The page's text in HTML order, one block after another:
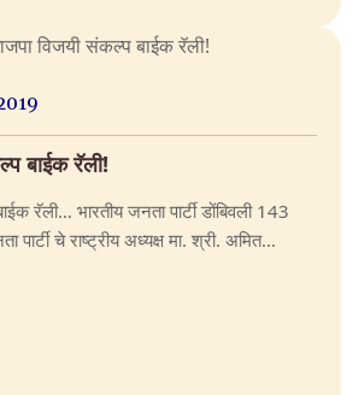
बाईक रॅली!
रॅली… भारतीय जनता पार्टी डोंबिवली 143
पार्टी चे राष्ट्रीय अध्यक्ष मा. श्री. अमित...